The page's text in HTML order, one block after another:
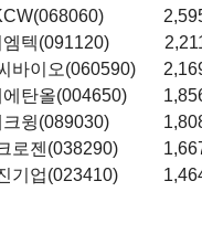
엠텍(091120)
바이오(060590)
에탄올(004650)
크윙(089030)
로젠(038290)
기업(023410)